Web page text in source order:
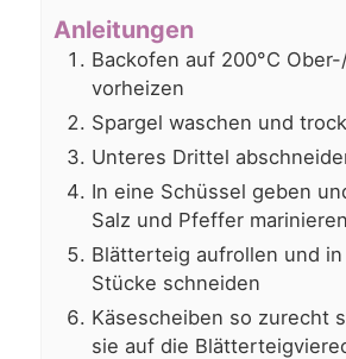
Anleitungen
Backofen auf 200°C
vorheizen
Spargel waschen und
Unteres Drittel
In eine Schüssel geben
Salz und Pfeffer marinieren
Blätterteig aufrollen und
Stücke schneiden
Käsescheiben so zurecht
sie auf die